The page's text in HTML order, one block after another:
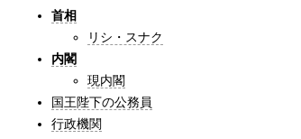
首相
リシ・スナク
内閣
現内閣
国王陛下の公務員
行政機関